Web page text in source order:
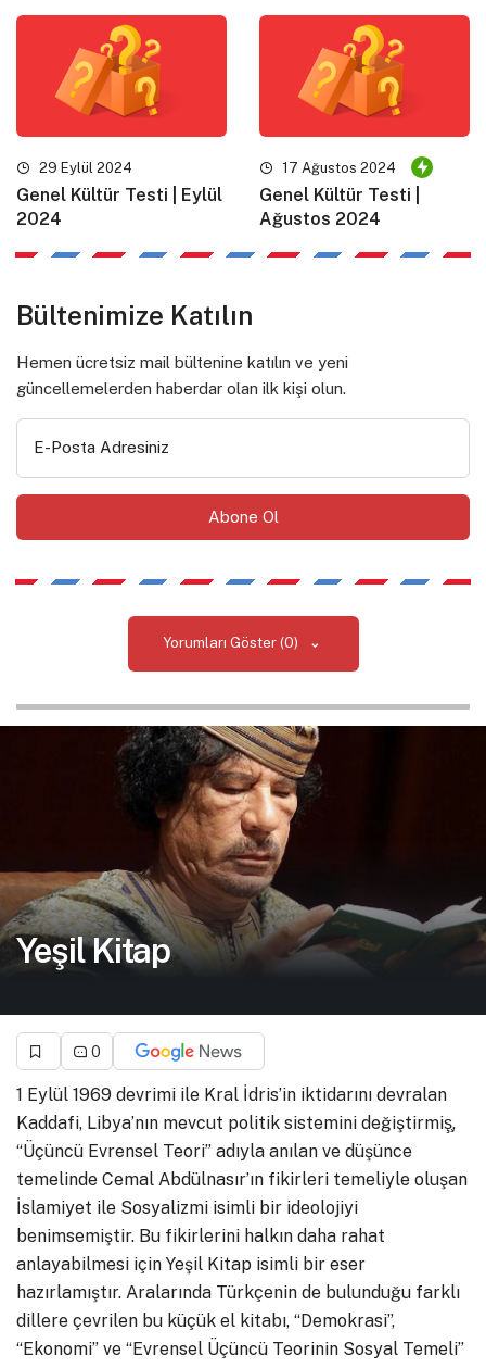
29 Eylül 2024
Genel Kültür Testi | Eylül
2024
17 Ağustos 2024
Genel Kültür Testi |
Ağustos 2024
Bültenimize Katılın
Hemen ücretsiz mail bültenine katılın ve yeni
güncellemelerden haberdar olan ilk kişi olun.
E-Posta Adresiniz
Yorumları Göster (0)
Yeşil Kitap
0
1 Eylül 1969 devrimi ile Kral İdris’in iktidarını devralan
Kaddafi, Libya’nın mevcut politik sistemini değiştirmiş̧,
“Üçüncü Evrensel Teori” adıyla anılan ve düşünce
temelinde Cemal Abdülnasır’ın fikirleri temeliyle oluşan
İslamiyet ile Sosyalizmi isimli bir ideolojiyi
benimsemiştir. Bu fikirlerini halkın daha rahat
anlayabilmesi için Yeşil Kitap isimli bir eser
hazırlamıştır. Aralarında Türkçenin de bulunduğu farklı
dillere çevrilen bu küçük el kitabı, “Demokrasi”,
“Ekonomi” ve “Evrensel Üçüncü Teorinin Sosyal Temeli”